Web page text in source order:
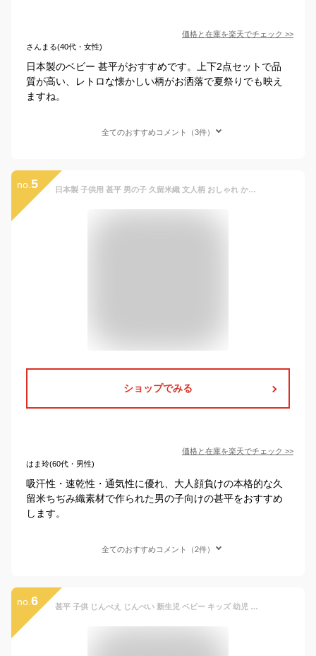
価格と在庫を楽天でチェック >>
さんまる(40代・女性)
日本製のベビー 甚平がおすすめです。上下2点セットで品
質が高い、レトロな懐かしい柄がお洒落で夏祭りでも映え
ますね。
全てのおすすめコメント（3件）
no. 5 日本製 子供用 甚平 男の子 久留米織 文人柄 おしゃれ かっこいい 夏祭り 浴衣 七五三 サイズ 90・100・110・120・130
ショップでみる
価格と在庫を楽天でチェック >>
はま玲(60代・男性)
吸汗性・速乾性・通気性に優れ、大人顔負けの本格的な久
留米ちぢみ織素材で作られた男の子向けの甚平をおすすめ
します。
全てのおすすめコメント（2件）
no. 6 甚平 子供 じんべえ じんべい 新生児 ベビー キッズ 幼児 男の子 女の子 70cm 80cm 90cm 95cm 魚柄 青 ネイビー グレー チェック柄 日本製 高品質 可愛い かわいい お洒落 夏 お祭り 行事 イベント 夏季 パジャマ ウェストゴム 送料無料